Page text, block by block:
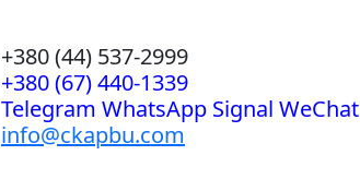
+380 (44) 537-2999
+380 (67) 440-1339
Telegram WhatsApp Signal WeChat
info@ckapbu.com